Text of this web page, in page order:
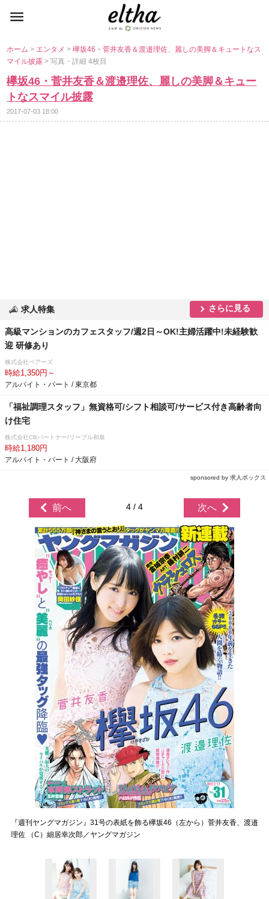
ホーム> エンタメ>欅坂46・菅井友香＆渡邉理佐、麗しの美脚＆キュートなス
マイル披露> 写真・詳細 4枚目
欅坂46・菅井友香＆渡邉理佐、麗しの美脚＆キュー
トなスマイル披露
2017-07-03 18:00
求人特集 さらに見る
高級マンションのカフェスタッフ/週2日～OK!主婦活躍中!未経験歓
迎 研修あり
株式会社ベアーズ
時給1,350円～
アルバイト・パート / 東京都
「福祉調理スタッフ」無資格可/シフト相談可/サービス付き高齢者向
け住宅
株式会社CBパートナー/リーブル和泉
時給1,180円
アルバイト・パート / 大阪府
sponsored by 求人ボックス
前へ 4 / 4 次へ
『週刊ヤングマガジン』31号の表紙を飾る欅坂46（左から）菅井友香、渡邉
理佐 （C）細居幸次郎／ヤングマガジン